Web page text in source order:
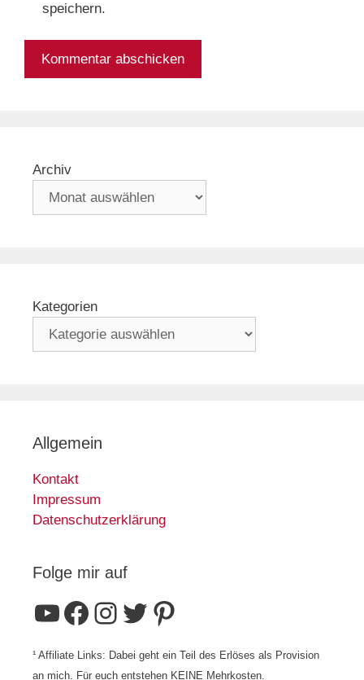
speichern.
Archiv
Kategorien
Allgemein
Kontakt
Impressum
Datenschutzerklärung
Folge mir auf
YouTube
Facebook
Instagram
Twitter
Pinterest
¹ Affiliate Links: Dabei geht ein Teil des Erlöses als Provision
an mich. Für euch entstehen KEINE Mehrkosten.